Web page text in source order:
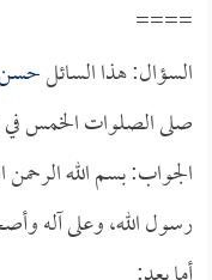
====
السؤال: هذا السائل
صلى الصلوات الخمس
الجواب: بسم الله
رسول الله، وعلى آله